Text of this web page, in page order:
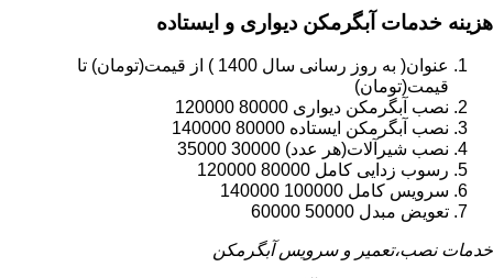
هزینه خدمات آبگرمکن دیواری و ایستاده
عنوان( به روز رسانی سال 1400 ) از قیمت(تومان) تا
قیمت(تومان)
نصب آبگرمکن دیواری 80000 120000
نصب آبگرمکن ایستاده 80000 140000
نصب شیرآلات(هر عدد) 30000 35000
رسوب زدایی کامل 80000 120000
سرویس کامل 100000 140000
تعویض مبدل 50000 60000
خدمات نصب،تعمیر و سرویس آبگرمکن